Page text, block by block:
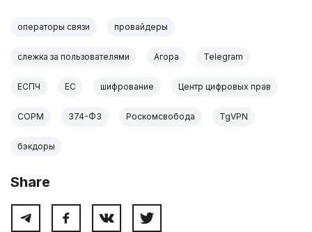
операторы связи провайдеры
слежка за пользователями Агора Telegram
ЕСПЧ ЕС шифрование Центр цифровых прав
СОРМ 374-ФЗ Роскомсвобода TgVPN
бэкдоры
Share